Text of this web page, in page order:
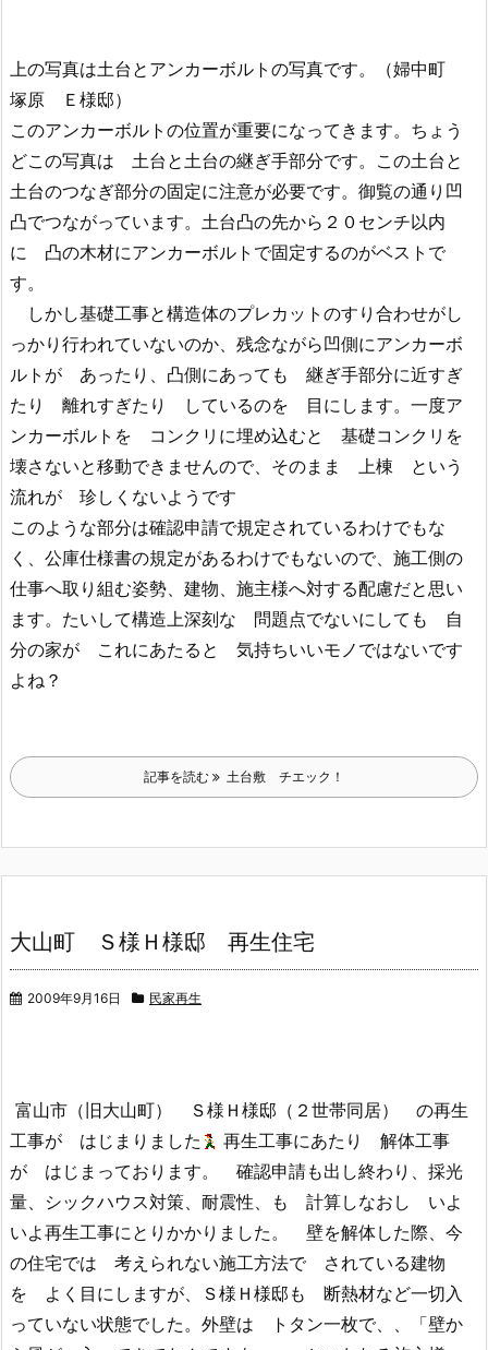
上の写真は土台とアンカーボルトの写真です。（婦中町
塚原 Ｅ様邸）
このアンカーボルトの位置が重要になってきます。ちょう
どこの写真は 土台と土台の継ぎ手部分です。この土台と
土台のつなぎ部分の固定に注意が必要です。御覧の通り凹
凸でつながっています。土台凸の先から２０センチ以内
に 凸の木材にアンカーボルトで固定するのがベストで
す。
しかし基礎工事と構造体のプレカットのすり合わせがし
っかり行われていないのか、残念ながら凹側にアンカーボ
ルトが あったり、凸側にあっても 継ぎ手部分に近すぎ
たり 離れすぎたり しているのを 目にします。一度ア
ンカーボルトを コンクリに埋め込むと 基礎コンクリを
壊さないと移動できませんので、そのまま 上棟 という
流れが 珍しくないようです
このような部分は確認申請で規定されているわけでもな
く、公庫仕様書の規定があるわけでもないので、施工側の
仕事へ取り組む姿勢、建物、施主様へ対する配慮だと思い
ます。たいして構造上深刻な 問題点でないにしても 自
分の家が これにあたると 気持ちいいモノではないです
よね？
記事を読む 土台敷 チエック！
大山町 Ｓ様Ｈ様邸 再生住宅
2009年9月16日 民家再生
富山市（旧大山町） Ｓ様Ｈ様邸（２世帯同居） の再生
工事が はじまりました
再生工事にあたり 解体工事
が はじまっております。 確認申請も出し終わり、採光
量、シックハウス対策、耐震性、も 計算しなおし いよ
いよ再生工事にとりかかりました。 壁を解体した際、今
の住宅では 考えられない施工方法で されている建物
を よく目にしますが、Ｓ様Ｈ様邸も 断熱材など一切入
っていない状態でした。外壁は トタン一枚で、、「壁か